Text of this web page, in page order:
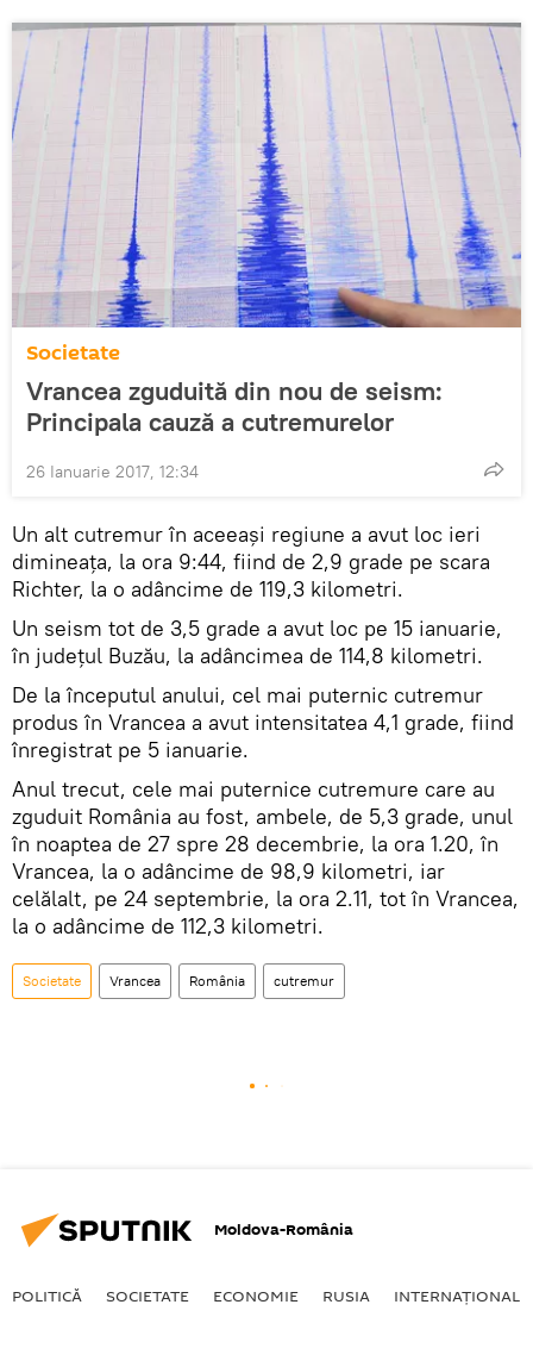
Societate
Vrancea zguduită din nou de seism:
Principala cauză a cutremurelor
26 Ianuarie 2017, 12:34
Un alt cutremur în aceeași regiune a avut loc ieri
dimineaţa, la ora 9:44, fiind de 2,9 grade pe scara
Richter, la o adâncime de 119,3 kilometri.
Un seism tot de 3,5 grade a avut loc pe 15 ianuarie,
în judeţul Buzău, la adâncimea de 114,8 kilometri.
De la începutul anului, cel mai puternic cutremur
produs în Vrancea a avut intensitatea 4,1 grade, fiind
înregistrat pe 5 ianuarie.
Anul trecut, cele mai puternice cutremure care au
zguduit România au fost, ambele, de 5,3 grade, unul
în noaptea de 27 spre 28 decembrie, la ora 1.20, în
Vrancea, la o adâncime de 98,9 kilometri, iar
celălalt, pe 24 septembrie, la ora 2.11, tot în Vrancea,
la o adâncime de 112,3 kilometri.
Societate Vrancea România cutremur
Moldova-România
POLITICĂ SOCIETATE ECONOMIE RUSIA INTERNAŢIONAL